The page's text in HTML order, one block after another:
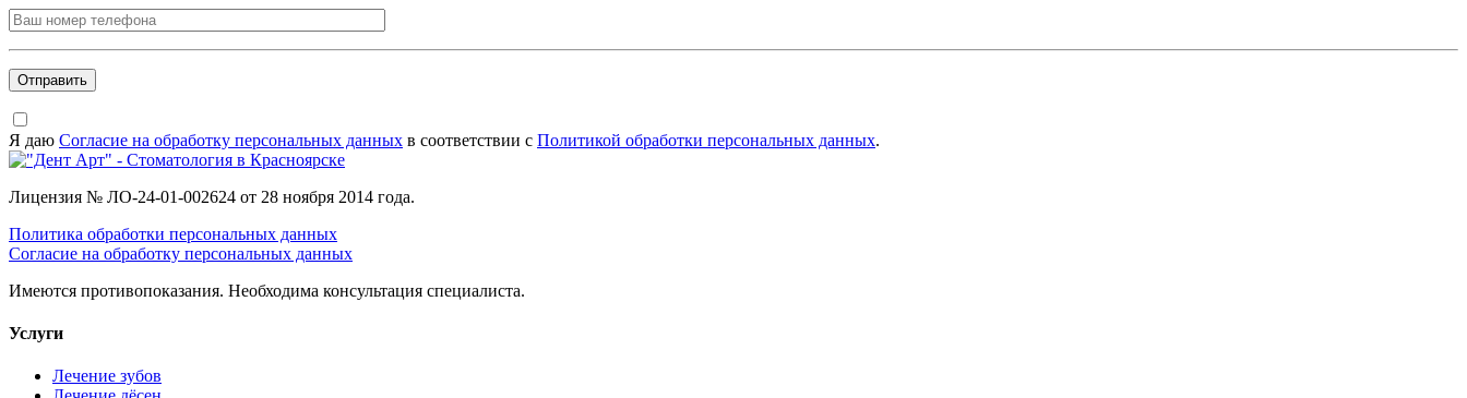
Я даю Согласие на обработку персональных данных в соответствии с Политикой обработки персональных данных.
Лицензия № ЛО-24-01-002624 от 28 ноября 2014 года.
Политика обработки персональных данных
Согласие на обработку персональных данных
Имеются противопоказания. Необходима консультация специалиста.
Услуги
Лечение зубов